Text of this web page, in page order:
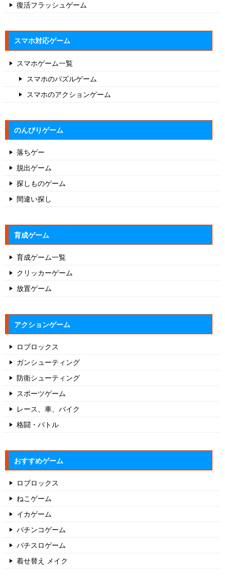
復活フラッシュゲーム
スマホ対応ゲーム
スマホゲーム一覧
スマホのパズルゲーム
スマホのアクションゲーム
のんびりゲーム
落ちゲー
脱出ゲーム
探しものゲーム
間違い探し
育成ゲーム
育成ゲーム一覧
クリッカーゲーム
放置ゲーム
アクションゲーム
ロブロックス
ガンシューティング
防衛シューティング
スポーツゲーム
レース、車、バイク
格闘・バトル
おすすめゲーム
ロブロックス
ねこゲーム
イカゲーム
パチンコゲーム
パチスロゲーム
着せ替え メイク